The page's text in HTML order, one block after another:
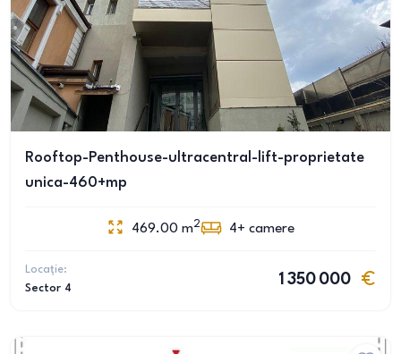
Rooftop-Penthouse-ultracentral-lift-proprietate
unica-460+mp
469.00 m2 4+ camere
Locație:
Sector 4
1 350 000